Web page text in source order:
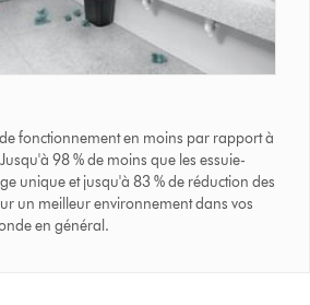
fonctionnement en moins par rapport à
98 % de moins que les essuie-
unique et jusqu'à 83 % de réduction des
un meilleur environnement dans vos
en général.